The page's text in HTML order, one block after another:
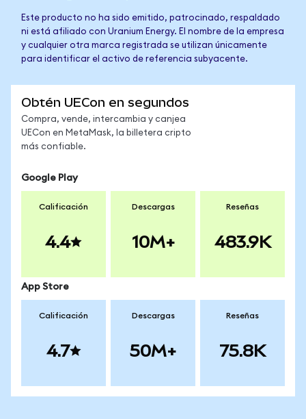
Este producto no ha sido emitido, patrocinado, respaldado
ni está afiliado con Uranium Energy. El nombre de la empresa
y cualquier otra marca registrada se utilizan únicamente
para identificar el activo de referencia subyacente.
Obtén UECon en segundos
Compra, vende, intercambia y canjea
UECon en MetaMask, la billetera cripto
más confiable.
Google Play
Calificación
4.4
Descargas
10M+
Reseñas
483.9K
App Store
Calificación
4.7
Descargas
50M+
Reseñas
75.8K